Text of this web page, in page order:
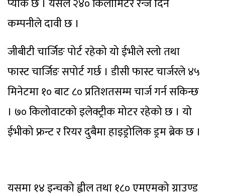
प्याक छ । यसले २४० किलोमिटर रेन्ज दिने
कम्पनीले दावी छ ।
जीबीटी चार्जिङ पोर्ट रहेको यो ईभीले स्लो तथा
फास्ट चार्जिङ सपोर्ट गर्छ । डीसी फास्ट चार्जरले ४५
मिनेटमा १० बाट ८० प्रतिशतसम्म चार्ज गर्न सकिन्छ
। ७० किलोवाटको इलेक्ट्रीक मोटर रहेको छ । यो
ईभीको फ्रन्ट र रियर दुबैमा हाइड्रोलिक ड्रम ब्रेक छ ।
यसमा १४ इन्चको ह्वील तथा १८० एमएमको ग्राउण्ड